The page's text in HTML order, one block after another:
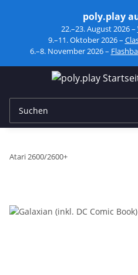
poly.play
22.–23. August 2026 –
9.–11. Oktober 2026 –
6.–8. November 2026 –
Atari 2600/2600+